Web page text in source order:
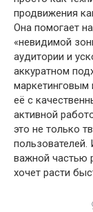
продвижения
Она помогает
«невидимой
аудитории и
аккуратном
маркетинговым
её с
активной
это не только
пользователей.
важной частью
хочет расти